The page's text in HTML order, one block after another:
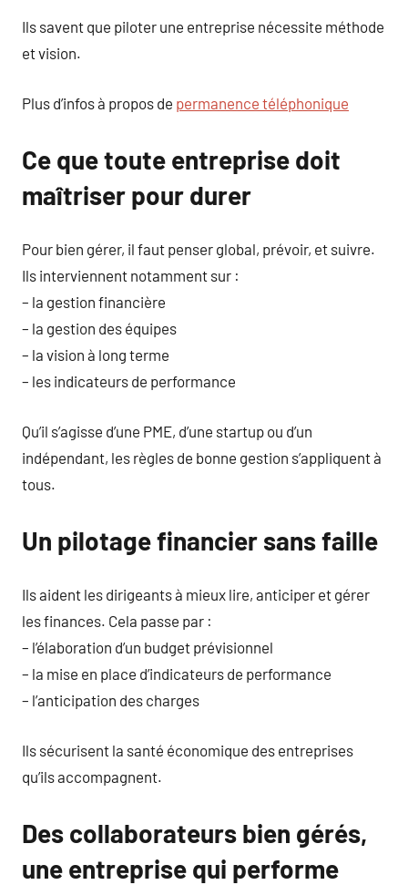
Ils savent que piloter une entreprise nécessite méthode
et vision.
Plus d’infos à propos de permanence téléphonique
Ce que toute entreprise doit
maîtriser pour durer
Pour bien gérer, il faut penser global, prévoir, et suivre.
Ils interviennent notamment sur :
– la gestion financière
– la gestion des équipes
– la vision à long terme
– les indicateurs de performance
Qu’il s’agisse d’une PME, d’une startup ou d’un
indépendant, les règles de bonne gestion s’appliquent à
tous.
Un pilotage financier sans faille
Ils aident les dirigeants à mieux lire, anticiper et gérer
les finances. Cela passe par :
– l’élaboration d’un budget prévisionnel
– la mise en place d’indicateurs de performance
– l’anticipation des charges
Ils sécurisent la santé économique des entreprises
qu’ils accompagnent.
Des collaborateurs bien gérés,
une entreprise qui performe